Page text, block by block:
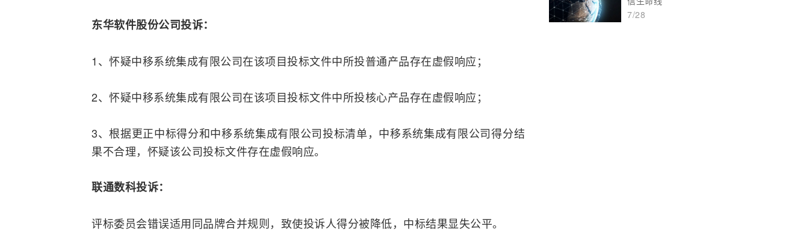
东华软件股份公司投诉：
1、怀疑中移系统集成有限公司在该项目投标文件中所投普通产品存在虚假响应；
2、怀疑中移系统集成有限公司在该项目投标文件中所投核心产品存在虚假响应；
3、根据更正中标得分和中移系统集成有限公司投标清单，中移系统集成有限公司得分结
果不合理，怀疑该公司投标文件存在虚假响应。
联通数科投诉：
评标委员会错误适用同品牌合并规则，致使投诉人得分被降低，中标结果显失公平。
7/28